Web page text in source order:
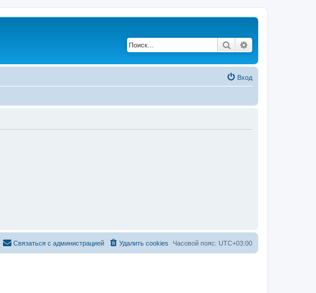
Поиск
Вход
Часовой пояс: UTC+03:00
Удалить cookies
Связаться с администрацией